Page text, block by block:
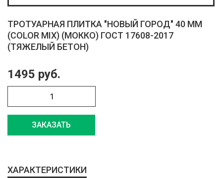
ТРОТУАРНАЯ ПЛИТКА "НОВЫЙ ГОРОД" 40 ММ
(COLOR MIX) (МОККО) ГОСТ 17608-2017
(ТЯЖЕЛЫЙ БЕТОН)
1495 руб.
ЗАКАЗАТЬ
ХАРАКТЕРИСТИКИ